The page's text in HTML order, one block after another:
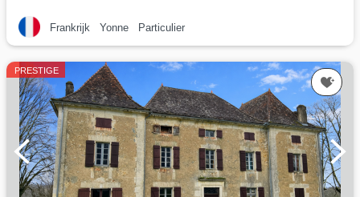
Frankrijk Yonne Particulier
PRESTIGE